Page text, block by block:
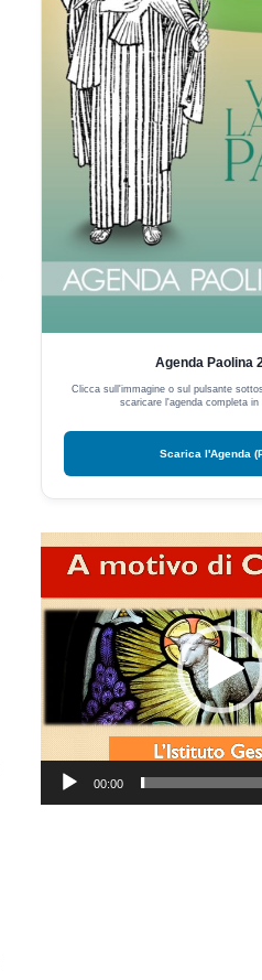
Agenda Paolina
Clicca sull'immagine o sul pulsante
scaricare l'agenda completa in
Scarica l'Agenda
Video
Player
00:00